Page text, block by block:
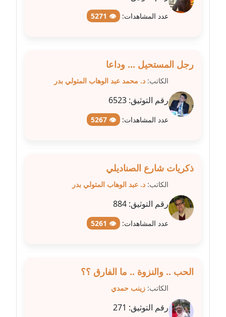
مدونة عبد الرحمن محمد
عاملة
مدونة عبد الوهاب بدر
عاملة
مدونة عبير بسيوني
عاملة
مدونة عبير عبد الرحيم (ماعت)
عاملة
مدونة عبير عزاوي
مدونة عبير محمد
عاملة
مدونة عبير مصطفى
عاملة
عدد المشاهدات: 👁 5271
رجل المستحيل ... وداعا
الكاتب: د. محمد عبد الوهاب المتولي بدر
رقم التوثيق: 6523
عدد المشاهدات: 👁 5267
ذكريات شارع الصناديلي
الكاتب: د. عبد الوهاب المتولي بدر
رقم التوثيق: 884
عدد المشاهدات: 👁 5261
الحب .. والنزوة .. ما الفارق ؟؟
الكاتب: زينب حمدي
رقم التوثيق: 271